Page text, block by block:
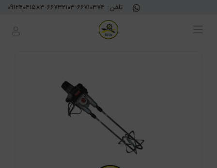
تلفن: ۰۹۱۲۴۰۴۱۵۸۳-۶۶۷۳۲۱۰۳-۶۶۷۱۰۳۷۴